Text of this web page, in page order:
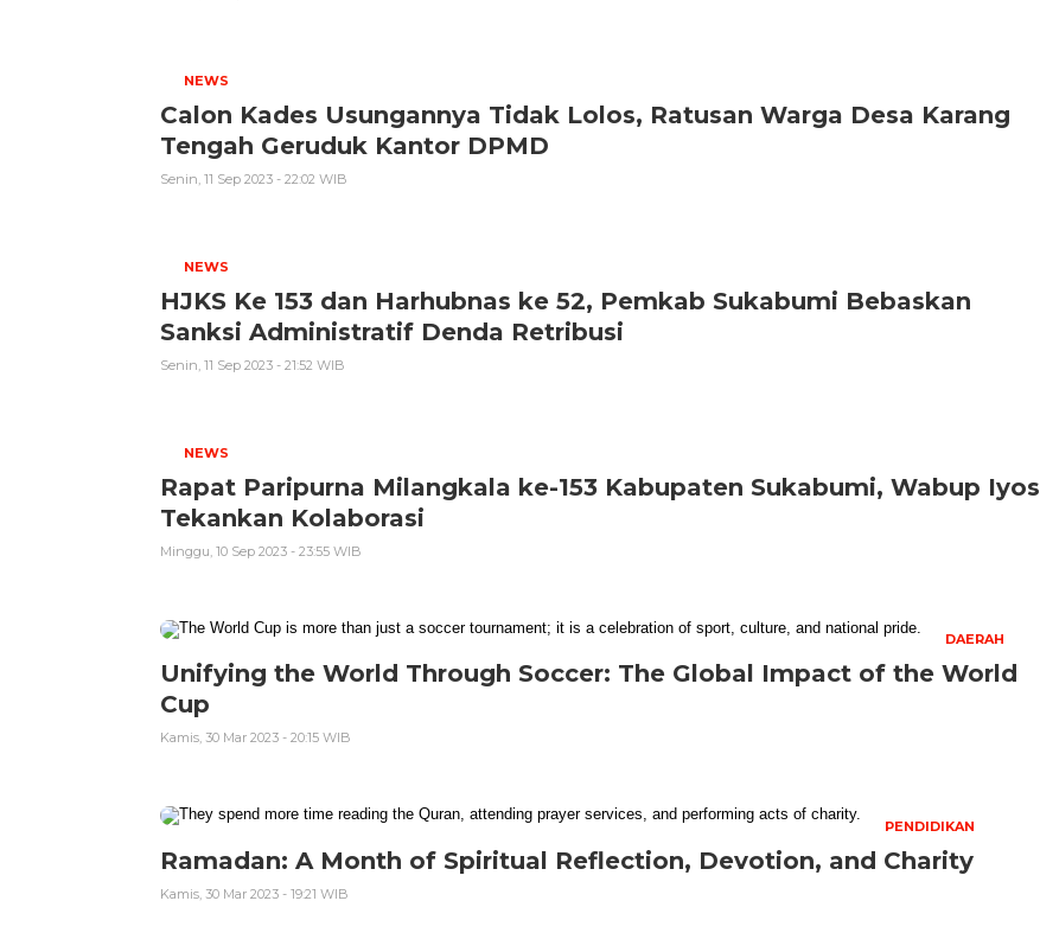
NEWS
Calon Kades Usungannya Tidak Lolos, Ratusan Warga Desa Karang
Tengah Geruduk Kantor DPMD
Senin, 11 Sep 2023 - 22:02 WIB
NEWS
HJKS Ke 153 dan Harhubnas ke 52, Pemkab Sukabumi Bebaskan
Sanksi Administratif Denda Retribusi
Senin, 11 Sep 2023 - 21:52 WIB
NEWS
Rapat Paripurna Milangkala ke-153 Kabupaten Sukabumi, Wabup Iyos
Tekankan Kolaborasi
Minggu, 10 Sep 2023 - 23:55 WIB
DAERAH
Unifying the World Through Soccer: The Global Impact of the World
Cup
Kamis, 30 Mar 2023 - 20:15 WIB
PENDIDIKAN
Ramadan: A Month of Spiritual Reflection, Devotion, and Charity
Kamis, 30 Mar 2023 - 19:21 WIB